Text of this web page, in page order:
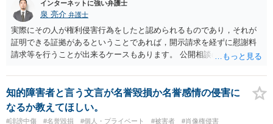
められない場合があり何ともいえないところでしょう。
インターネットに強い弁護士
泉 亮介 弁護士
実際にその人が権利侵害行為をしたと認められるものであり，それが
証明できる証拠があるということであれば，開示請求を経ずに慰謝料
請求等を行うことが出来るケースもあります。 公開相談の場では回答
に個別に相談されると良いでしょう。
知的障害者と言う文言が名誉毀損か名誉感情の侵害に
なるか教えてほしい。
#誹謗中傷 #名誉毀損 #個人・プライベート #被害者
#肖像権侵害